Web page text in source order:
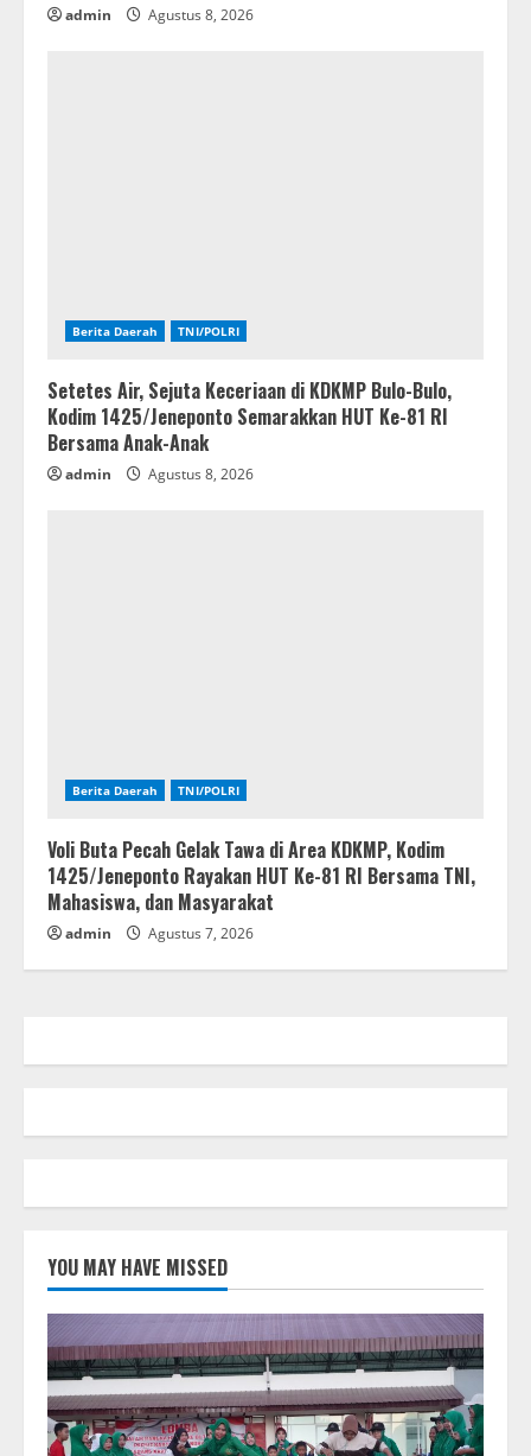
admin Agustus 8, 2026
Berita Daerah TNI/POLRI
Setetes Air, Sejuta Keceriaan di KDKMP Bulo-Bulo,
Kodim 1425/Jeneponto Semarakkan HUT Ke-81 RI
Bersama Anak-Anak
admin Agustus 8, 2026
Berita Daerah TNI/POLRI
Voli Buta Pecah Gelak Tawa di Area KDKMP, Kodim
1425/Jeneponto Rayakan HUT Ke-81 RI Bersama TNI,
Mahasiswa, dan Masyarakat
admin Agustus 7, 2026
YOU MAY HAVE MISSED